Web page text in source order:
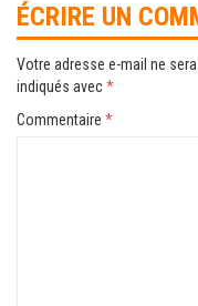
ÉCRIRE UN
Votre adresse e-mail ne sera
indiqués avec*
Commentaire *